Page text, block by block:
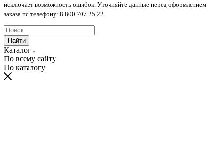
исключает возможность ошибок. Уточняйте данные перед оформлением
заказа по телефону: 8 800 707 25 22.
Найти
Каталог
По всему сайту
По каталогу